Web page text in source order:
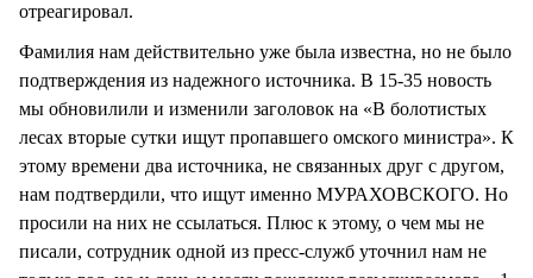
отреагировал.
Фамилия нам действительно уже была известна, но не было
подтверждения из надежного источника. В 15-35 новость
мы обновилили и изменили заголовок на «В болотистых
лесах вторые сутки ищут пропавшего омского министра». К
этому времени два источника, не связанных друг с другом,
нам подтвердили, что ищут именно МУРАХОВСКОГО. Но
просили на них не ссылаться. Плюс к этому, о чем мы не
писали, сотрудник одной из пресс-служб уточнил нам не